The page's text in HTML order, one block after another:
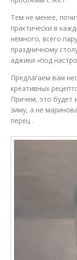
Тем не менее,
практически в
немного, всего
праздничному
аджики «под
Предлагаем вам
креативных
Причем, это будет
зиму, а не
перец .